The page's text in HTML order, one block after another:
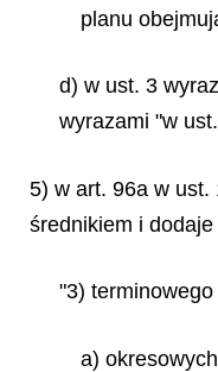
planu
d) w ust. 3
wyrazami "w
5) w art. 96a w ust.
średnikiem i
"3)
a)